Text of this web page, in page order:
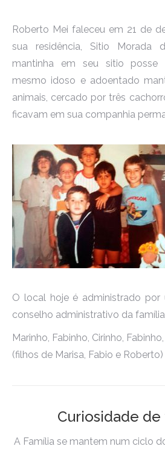
Roberto Mei faleceu em 21 de
sua residência, Sitio Morada
mantinha em seu sitio posse
mesmo idoso e adoentado
animais, cercado por três
ficavam em sua companhia
O local hoje é administrado por
conselho administrativo da
Marinho, Fabinho, Cirinho,
(filhos de Marisa, Fabio e Roberto)
Curiosidade de
A Família se mantem num ciclo